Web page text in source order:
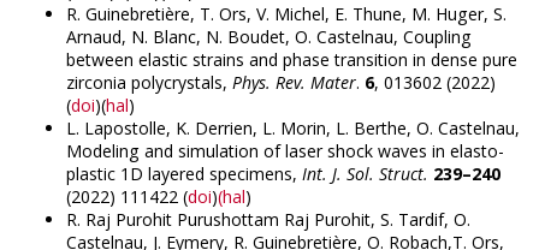
R. Guinebretière, T. Ors, V. Michel, E. Thune, M. Huger, S.
Arnaud, N. Blanc, N. Boudet, O. Castelnau, Coupling
between elastic strains and phase transition in dense pure
zirconia polycrystals, Phys. Rev. Mater. 6, 013602 (2022)
(doi)(hal)
L. Lapostolle, K. Derrien, L. Morin, L. Berthe, O. Castelnau,
Modeling and simulation of laser shock waves in elasto-
plastic 1D layered specimens, Int. J. Sol. Struct. 239–240
(2022) 111422 (doi)(hal)
R. Raj Purohit Purushottam Raj Purohit, S. Tardif, O.
Castelnau, J. Eymery, R. Guinebretière, O. Robach,T. Ors,